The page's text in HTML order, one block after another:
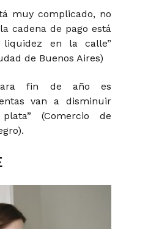
muy complicado, no
cadena de pago está
liquidez en la calle”
de Buenos Aires)
fin de año es
van a disminuir
(Comercio de